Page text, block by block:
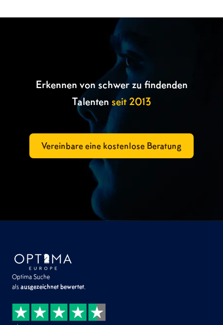
Erkennen von schwer zu findenden
Talenten seit 2013
Vereinbare eine kostenlose Beratung
Optima Suche
als ausgezeichnet bewertet.